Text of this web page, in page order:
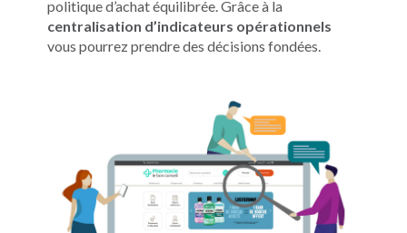
politique d’achat équilibrée. Grâce à la
centralisation d’indicateurs opérationnels
vous pourrez prendre des décisions fondées.